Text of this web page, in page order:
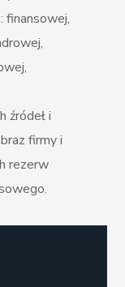
finansowej,
źródeł i
firmy i
rezerw